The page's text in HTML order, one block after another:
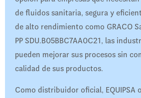
de fluidos sanitaria, segura y
de alto rendimiento como GRACO
PP SDU.B05BBC7AA0C21, las
pueden mejorar sus procesos sin
calidad de sus productos.
Como distribuidor oficial, EQUIPSA